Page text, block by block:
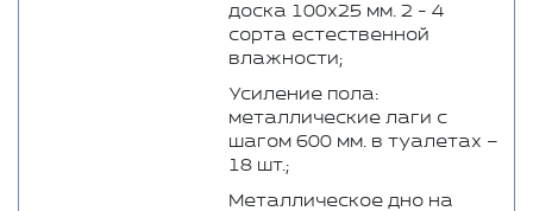
доска 100x25 мм. 2 - 4
сорта естественной
влажности;
Усиление пола:
металлические лаги с
шагом 600 мм. в туалетах –
18 шт.;
Металлическое дно на